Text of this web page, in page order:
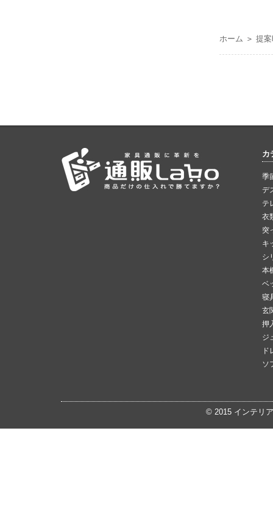
ホーム ＞ 提
カ
季
デ
テ
衣
突
キ
シ
本
ベ
寝
玄
押
ジ
ド
ソ
© 2015 インテリ